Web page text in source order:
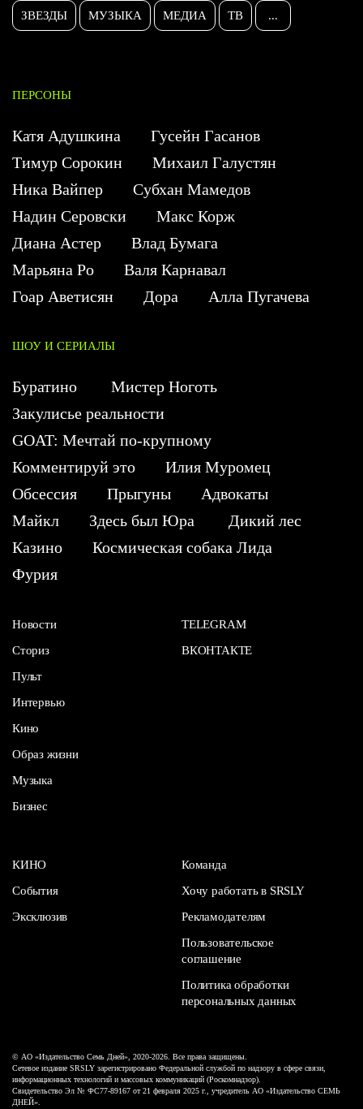
ЗВЕЗДЫ МУЗЫКА МЕДИА ТВ ...
ПЕРСОНЫ
Катя Адушкина
Гусейн Гасанов
Тимур Сорокин
Михаил Галустян
Ника Вайпер
Субхан Мамедов
Надин Серовски
Макс Корж
Диана Астер
Влад Бумага
Марьяна Ро
Валя Карнавал
Гоар Аветисян
Дора Алла Пугачева
ШОУ И СЕРИАЛЫ
Буратино
Мистер Ноготь
Закулисье реальности
GOAT: Мечтай по-крупному
Комментируй это
Илия Муромец
Обсессия
Прыгуны
Адвокаты
Майкл
Здесь был Юра
Дикий лес
Казино
Космическая собака Лида
Фурия
Новости
Сториз
Пульт
Интервью
Кино
Образ жизни
Музыка
Бизнес
TELEGRAM
ВКОНТАКТЕ
КИНО
События
Эксклюзив
Команда
Хочу работать в SRSLY
Рекламодателям
Пользовательское
соглашение
Политика обработки
персональных данных
© АО «Издательство Семь Дней», 2020-2026. Все права защищены.
Сетевое издание SRSLY зарегистрировано Федеральной службой по надзору в сфере связи,
информационных технологий и массовых коммуникаций (Роскомнадзор).
Свидетельство Эл № ФС77-89167 от 21 февраля 2025 г., учредитель АО «Издательство СЕМЬ
ДНЕЙ».